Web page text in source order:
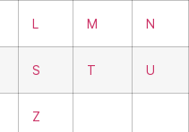
L M N
S T U
Z